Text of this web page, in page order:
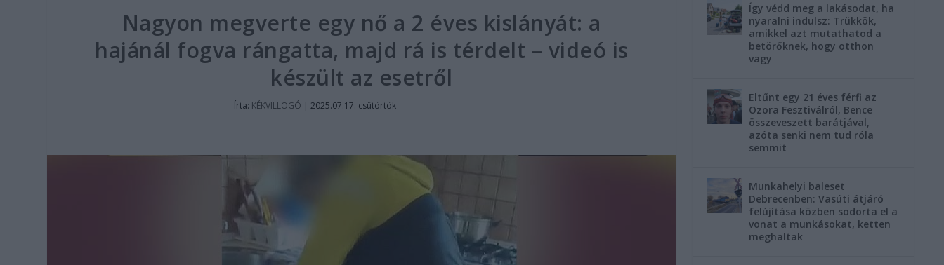
Nagyon megverte egy nő a 2 éves kislányát: a
hajánál fogva rángatta, majd rá is térdelt – videó is
készült az esetről
Írta: KÉKVILLOGÓ | 2025.07.17. csütörtök
Így védd meg a lakásodat, ha
nyaralni indulsz: Trükkök,
amikkel azt mutathatod a
betörőknek, hogy otthon
vagy
Eltűnt egy 21 éves férfi az
Ozora Fesztiválról, Bence
összeveszett barátjával,
azóta senki nem tud róla
semmit
Munkahelyi baleset
Debrecenben: Vasúti átjáró
felújítása közben sodorta el a
vonat a munkásokat, ketten
meghaltak